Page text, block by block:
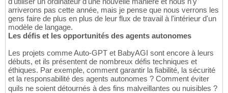
arriverons pas cette année, mais je pense que nous verrons les
gens faire de plus en plus de leur flux de travail à l'intérieur d'un
modèle de langage.
Les défis et les opportunités des agents autonomes
Les projets comme Auto-GPT et BabyAGI sont encore à leurs
débuts, et ils présentent de nombreux défis techniques et
éthiques. Par exemple, comment garantir la fiabilité, la sécurité
et la responsabilité des agents autonomes ? Comment éviter
quils ne soient détournés à des fins malveillantes ou nuisibles ?